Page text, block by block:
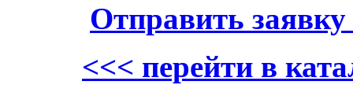
Отправить
<<< перейти в